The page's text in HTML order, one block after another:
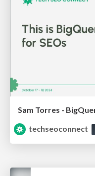
Sam Torres -
techseoconnect